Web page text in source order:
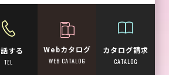
する
TEL
Webカタログ
WEB CATALOG
カタログ請求
CATALOG